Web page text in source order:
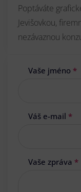
Poptáváte
Jevišovkou,
nezávaznou
Vaše jméno *
Váš e-mail *
Vaše zpráva *